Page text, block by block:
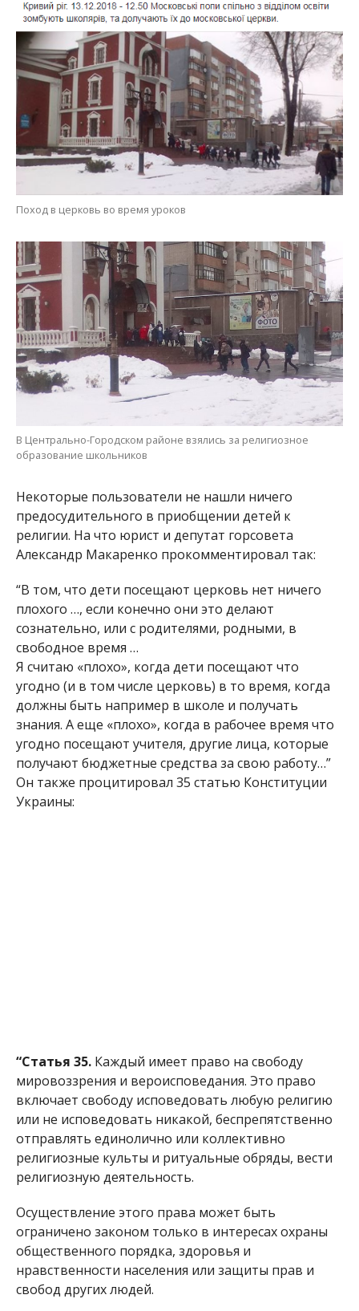
Поход в церковь во время уроков
В Центрально-Городском районе взялись за религиозное
образование школьников
Некоторые пользователи не нашли ничего
предосудительного в приобщении детей к
религии. На что юрист и депутат горсовета
Александр Макаренко прокомментировал так:
“В том, что дети посещают церковь нет ничего
плохого …, если конечно они это делают
сознательно, или с родителями, родными, в
свободное время …
Я считаю «плохо», когда дети посещают что
угодно (и в том числе церковь) в то время, когда
должны быть например в школе и получать
знания. А еще «плохо», когда в рабочее время что
угодно посещают учителя, другие лица, которые
получают бюджетные средства за свою работу…”
Он также процитировал 35 статью Конституции
Украины:
“Статья 35.Каждый имеет право на свободу
мировоззрения и вероисповедания. Это право
включает свободу исповедовать любую религию
или не исповедовать никакой, беспрепятственно
отправлять единолично или коллективно
религиозные культы и ритуальные обряды, вести
религиозную деятельность.
Осуществление этого права может быть
ограничено законом только в интересах охраны
общественного порядка, здоровья и
нравственности населения или защиты прав и
свобод других людей.